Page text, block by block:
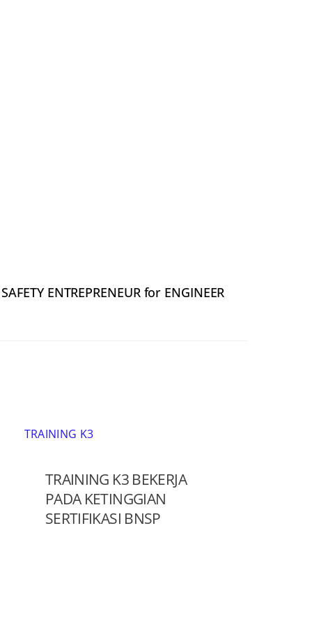
SAFETY ENTREPRENEUR for ENGINEER
TRAINING K3
TRAINING K3 BEKERJA
PADA KETINGGIAN
SERTIFIKASI BNSP